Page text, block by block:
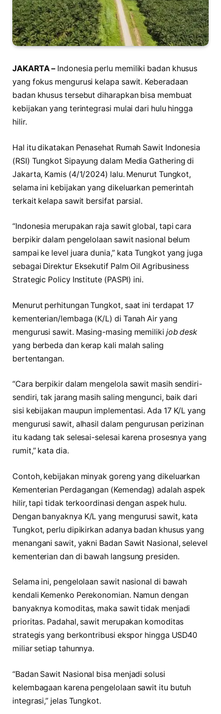
JAKARTA – Indonesia perlu memiliki badan khusus
yang fokus mengurusi kelapa sawit. Keberadaan
badan khusus tersebut diharapkan bisa membuat
kebijakan yang terintegrasi mulai dari hulu hingga
hilir.
Hal itu dikatakan Penasehat Rumah Sawit Indonesia
(RSI) Tungkot Sipayung dalam Media Gathering di
Jakarta, Kamis (4/1/2024) lalu. Menurut Tungkot,
selama ini kebijakan yang dikeluarkan pemerintah
terkait kelapa sawit bersifat parsial.
“Indonesia merupakan raja sawit global, tapi cara
berpikir dalam pengelolaan sawit nasional belum
sampai ke level juara dunia,” kata Tungkot yang juga
sebagai Direktur Eksekutif Palm Oil Agribusiness
Strategic Policy Institute (PASPI) ini.
Menurut perhitungan Tungkot, saat ini terdapat 17
kementerian/lembaga (K/L) di Tanah Air yang
mengurusi sawit. Masing-masing memiliki job desk
yang berbeda dan kerap kali malah saling
bertentangan.
“Cara berpikir dalam mengelola sawit masih sendiri-
sendiri, tak jarang masih saling mengunci, baik dari
sisi kebijakan maupun implementasi. Ada 17 K/L yang
mengurusi sawit, alhasil dalam pengurusan perizinan
itu kadang tak selesai-selesai karena prosesnya yang
rumit,” kata dia.
Contoh, kebijakan minyak goreng yang dikeluarkan
Kementerian Perdagangan (Kemendag) adalah aspek
hilir, tapi tidak terkoordinasi dengan aspek hulu.
Dengan banyaknya K/L yang mengurusi sawit, kata
Tungkot, perlu dipikirkan adanya badan khusus yang
menangani sawit, yakni Badan Sawit Nasional, selevel
kementerian dan di bawah langsung presiden.
Selama ini, pengelolaan sawit nasional di bawah
kendali Kemenko Perekonomian. Namun dengan
banyaknya komoditas, maka sawit tidak menjadi
prioritas. Padahal, sawit merupakan komoditas
strategis yang berkontribusi ekspor hingga USD40
miliar setiap tahunnya.
“Badan Sawit Nasional bisa menjadi solusi
kelembagaan karena pengelolaan sawit itu butuh
integrasi,” jelas Tungkot.